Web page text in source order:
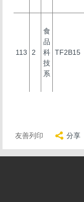
113 2
食
品
科
技
系
TF2B15
友善列印 分享